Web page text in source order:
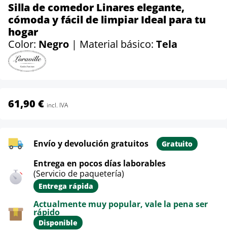
Silla de comedor Linares elegante,
cómoda y fácil de limpiar Ideal para tu
hogar
Color: Negro | Material básico: Tela
61,90 € incl. IVA
Envío y devolución gratuitos Gratuito
Entrega en pocos días laborables
(Servicio de paquetería)
Entrega rápida
Actualmente muy popular, vale la pena ser
rápido
Disponible